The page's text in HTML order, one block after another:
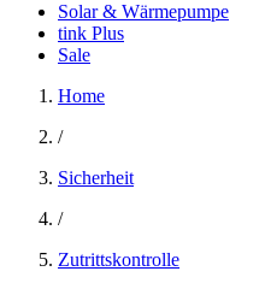
Solar & Wärmepumpe
tink Plus
Sale
Home
/
Sicherheit
/
Zutrittskontrolle